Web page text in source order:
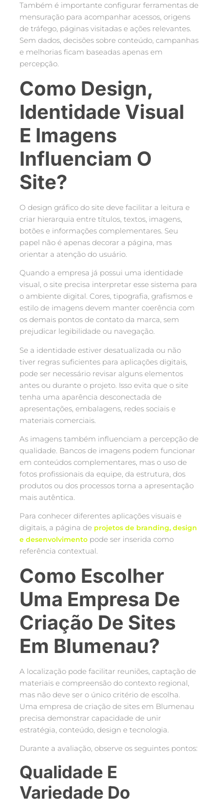
Também é importante configurar ferramentas de
mensuração para acompanhar acessos, origens
de tráfego, páginas visitadas e ações relevantes.
Sem dados, decisões sobre conteúdo, campanhas
e melhorias ficam baseadas apenas em
percepção.
Como Design,
Identidade Visual
E Imagens
Influenciam O
Site?
O design gráfico do site deve facilitar a leitura e
criar hierarquia entre títulos, textos, imagens,
botões e informações complementares. Seu
papel não é apenas decorar a página, mas
orientar a atenção do usuário.
Quando a empresa já possui uma identidade
visual, o site precisa interpretar esse sistema para
o ambiente digital. Cores, tipografia, grafismos e
estilo de imagens devem manter coerência com
os demais pontos de contato da marca, sem
prejudicar legibilidade ou navegação.
Se a identidade estiver desatualizada ou não
tiver regras suficientes para aplicações digitais,
pode ser necessário revisar alguns elementos
antes ou durante o projeto. Isso evita que o site
tenha uma aparência desconectada de
apresentações, embalagens, redes sociais e
materiais comerciais.
As imagens também influenciam a percepção de
qualidade. Bancos de imagens podem funcionar
em conteúdos complementares, mas o uso de
fotos profissionais da equipe, da estrutura, dos
produtos ou dos processos torna a apresentação
mais autêntica.
Para conhecer diferentes aplicações visuais e
digitais, a página de projetos de branding, design
e desenvolvimento pode ser inserida como
referência contextual.
Como Escolher
Uma Empresa De
Criação De Sites
Em Blumenau?
A localização pode facilitar reuniões, captação de
materiais e compreensão do contexto regional,
mas não deve ser o único critério de escolha.
Uma empresa de criação de sites em Blumenau
precisa demonstrar capacidade de unir
estratégia, conteúdo, design e tecnologia.
Durante a avaliação, observe os seguintes pontos:
Qualidade E
Variedade Do